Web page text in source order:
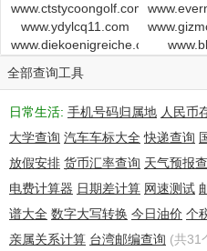
www.ctstycoongolf.com
www.ydylcq11.com
www.diekoenigreiche.com
全部查询工具
日常生活: 手机号码归属地 人民币
大学查询 汽车车标大全 快递查询
放假安排 货币汇率查询 天气预报
电费计算器 日期差计算 网速测试
谱大全 数字大写转换 今日油价 个
亲属关系计算 台湾邮编查询 (共31